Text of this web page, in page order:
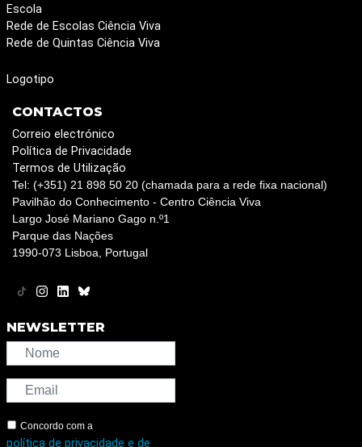
Escola
Rede de Escolas Ciência Viva
Rede de Quintas Ciência Viva
Logotipo
CONTACTOS
Correio electrónico
Política de Privacidade
Termos de Utilização
Tel: (+351) 21 898 50 20 (chamada para a rede fixa nacional)
Pavilhão do Conhecimento - Centro Ciência Viva
Largo José Mariano Gago n.º1
Parque das Nações
1990-073 Lisboa, Portugal
NEWSLETTER
Concordo com a
política de privacidade e de